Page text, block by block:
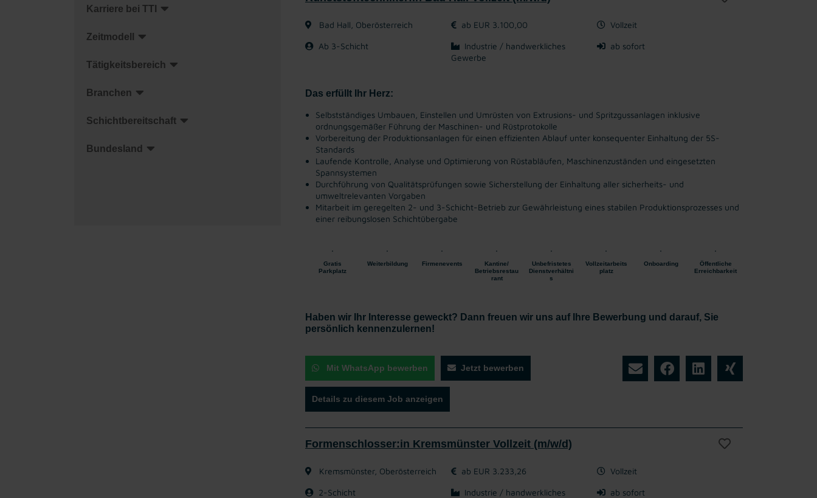
Karriere bei TTI
Zeitmodell
Tätigkeitsbereich
Branchen
Schichtbereitschaft
Bundesland
Bad Hall, Oberösterreich ab EUR 3.100,00 Vollzeit
Ab 3-Schicht
Industrie / handwerkliches
Gewerbe
ab sofort
Das erfüllt Ihr Herz:
Selbstständiges Umbauen, Einstellen und Umrüsten von Extrusions- und Spritzgussanlagen inklusive
ordnungsgemäßer Führung der Maschinen- und Rüstprotokolle
Vorbereitung der Produktionsanlagen für einen effizienten Ablauf unter konsequenter Einhaltung der 5S-
Standards
Laufende Kontrolle, Analyse und Optimierung von Rüstabläufen, Maschinenzuständen und eingesetzten
Spannsystemen
Durchführung von Qualitätsprüfungen sowie Sicherstellung der Einhaltung aller sicherheits- und
umweltrelevanten Vorgaben
Mitarbeit im geregelten 2- und 3-Schicht-Betrieb zur Gewährleistung eines stabilen Produktionsprozesses und
einer reibungslosen Schichtübergabe
Gratis
Parkplatz
Weiterbildung Firmenevents
Kantine/
Betriebsrestau
rant
Unbefristetes
Dienstverhältni
s
Vollzeitarbeits
platz
Onboarding
Öffentliche
Erreichbarkeit
Haben wir Ihr Interesse geweckt? Dann freuen wir uns auf Ihre Bewerbung und darauf, Sie
persönlich kennenzulernen!
Mit WhatsApp bewerben Jetzt bewerben
Details zu diesem Job anzeigen
Formenschlosser:in Kremsmünster Vollzeit (m/w/d)
Kremsmünster, Oberösterreich ab EUR 3.233,26 Vollzeit
2-Schicht
Industrie / handwerkliches
ab sofort